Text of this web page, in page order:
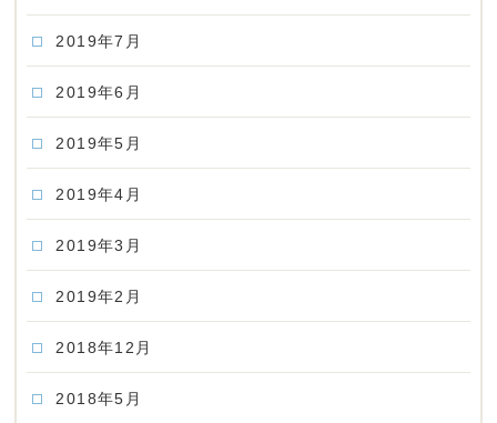
2019年7月
2019年6月
2019年5月
2019年4月
2019年3月
2019年2月
2018年12月
2018年5月